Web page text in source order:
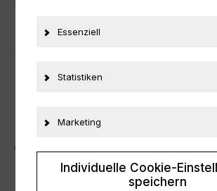
ZUSÄTZLICHE INFORMATIONEN
ÄHNLICHE PRODUKTE
Essenziell
Statistiken
Marketing
Individuelle Cookie-
speichern